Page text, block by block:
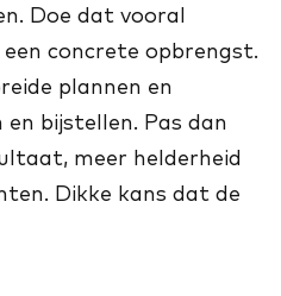
Doe dat vooral
concrete opbrengst.
plannen en
bijstellen. Pas dan
meer helderheid
Dikke kans dat de